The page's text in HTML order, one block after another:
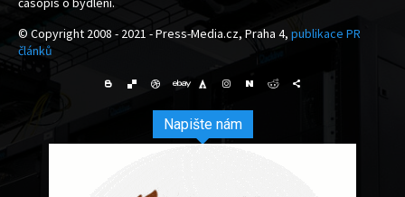
© Copyright 2008 - 2021 - Press-Media.cz, Praha 4, publikace PR
článků
Napište nám